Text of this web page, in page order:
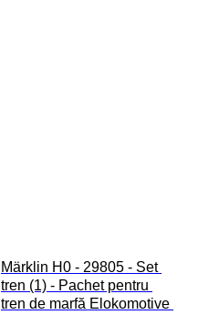
Märklin H0 - 29805 - Set
tren (1) - Pachet pentru
tren de marfă Elokomotive